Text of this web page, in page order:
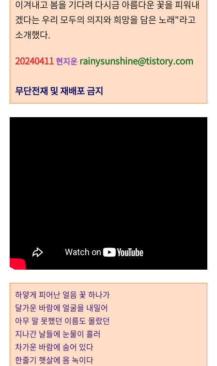
이겨내고 봄을 기다려 다시금 아름다운 꽃을 피워내
겠다는 우리 모두의 의지와 희망을 담은 노래"라고
소개했다.
20240411 현지운 rainysunshine@tistory.com
무단전재 및 재배포 금지
하얗게 피어난 얼음 꽃 하나가
달가운 바람에 얼굴을 내밀어
아무 말 못했던 이름도 몰랐던
지나간 날들에 눈물이 흘러
차가운 바람에 숨어 있다
한줄기 햇살에 몸 녹이다